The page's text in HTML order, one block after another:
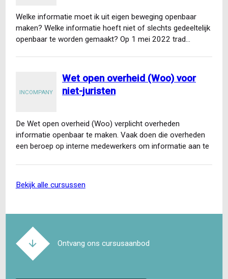
Welke informatie moet ik uit eigen beweging openbaar
maken? Welke informatie hoeft niet of slechts gedeeltelijk
openbaar te worden gemaakt? Op 1 mei 2022 trad…
INCOMPANY
Wet open overheid (Woo) voor
niet-juristen
De Wet open overheid (Woo) verplicht overheden
informatie openbaar te maken. Vaak doen die overheden
een beroep op interne medewerkers om informatie aan te
bekijk alle cursussen
Ontvang ons cursusaanbod